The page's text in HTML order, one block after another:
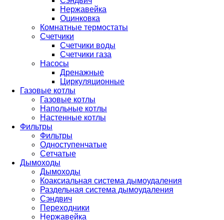
Нержавейка
Оцинковка
Комнатные термостаты
Счетчики
Счетчики воды
Счетчики газа
Насосы
Дренажные
Циркуляционные
Газовые котлы
Газовые котлы
Напольные котлы
Настенные котлы
Фильтры
Фильтры
Одноступенчатые
Сетчатые
Дымоходы
Дымоходы
Коаксиальная система дымоудаления
Раздельная система дымоудаления
Сэндвич
Переходники
Нержавейка